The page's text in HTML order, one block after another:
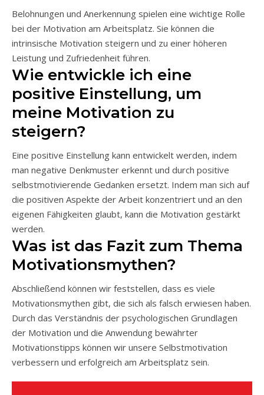
Belohnungen und Anerkennung spielen eine wichtige Rolle
bei der Motivation am Arbeitsplatz. Sie können die
intrinsische Motivation steigern und zu einer höheren
Leistung und Zufriedenheit führen.
Wie entwickle ich eine
positive Einstellung, um
meine Motivation zu
steigern?
Eine positive Einstellung kann entwickelt werden, indem
man negative Denkmuster erkennt und durch positive
selbstmotivierende Gedanken ersetzt. Indem man sich auf
die positiven Aspekte der Arbeit konzentriert und an den
eigenen Fähigkeiten glaubt, kann die Motivation gestärkt
werden.
Was ist das Fazit zum Thema
Motivationsmythen?
Abschließend können wir feststellen, dass es viele
Motivationsmythen gibt, die sich als falsch erwiesen haben.
Durch das Verständnis der psychologischen Grundlagen
der Motivation und die Anwendung bewährter
Motivationstipps können wir unsere Selbstmotivation
verbessern und erfolgreich am Arbeitsplatz sein.